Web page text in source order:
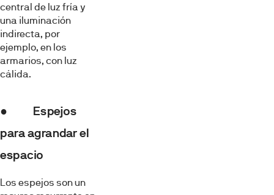
central de luz fría y
una iluminación
indirecta, por
ejemplo, en los
armarios, con luz
cálida.
● Espejos
para agrandar el
espacio
Los espejos son un